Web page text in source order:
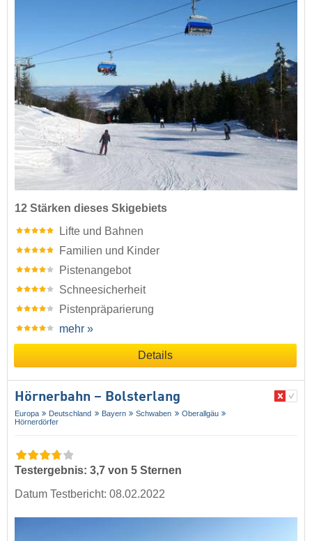
12 Stärken dieses Skigebiets
Lifte und Bahnen
Familien und Kinder
Pistenangebot
Schneesicherheit
Pistenpräparierung
mehr »
Details
Hörnerbahn – Bolsterlang
Europa Deutschland Bayern Schwaben
Oberallgäu
Hörnerdörfer
Testergebnis: 3,7 von 5 Sternen
Datum Testbericht: 08.02.2022